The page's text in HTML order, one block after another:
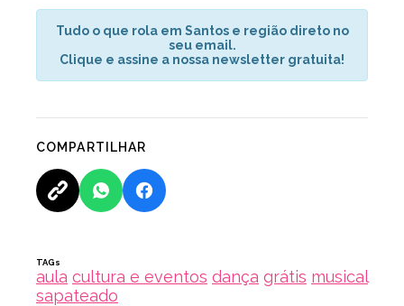
Tudo o que rola em Santos e região direto no
seu email.
Clique e assine a nossa newsletter gratuita!
COMPARTILHAR
TAGs
aula cultura e eventos dança grátis musical
sapateado